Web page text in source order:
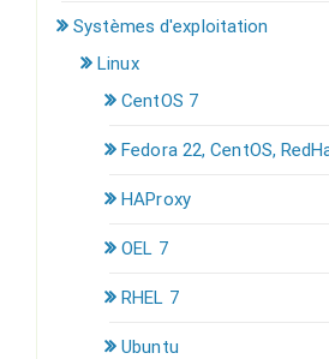
Systèmes d'exploitation
Linux
CentOS 7
Fedora 22, CentOS,
HAProxy
OEL 7
RHEL 7
Ubuntu